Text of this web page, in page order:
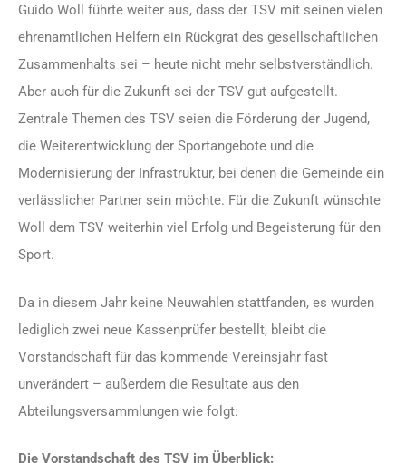
Guido Woll führte weiter aus, dass der TSV mit seinen vielen
ehrenamtlichen Helfern ein Rückgrat des gesellschaftlichen
Zusammenhalts sei – heute nicht mehr selbstverständlich.
Aber auch für die Zukunft sei der TSV gut aufgestellt.
Zentrale Themen des TSV seien die Förderung der Jugend,
die Weiterentwicklung der Sportangebote und die
Modernisierung der Infrastruktur, bei denen die Gemeinde ein
verlässlicher Partner sein möchte. Für die Zukunft wünschte
Woll dem TSV weiterhin viel Erfolg und Begeisterung für den
Sport.
Da in diesem Jahr keine Neuwahlen stattfanden, es wurden
lediglich zwei neue Kassenprüfer bestellt, bleibt die
Vorstandschaft für das kommende Vereinsjahr fast
unverändert – außerdem die Resultate aus den
Abteilungsversammlungen wie folgt:
Die Vorstandschaft des TSV im Überblick: